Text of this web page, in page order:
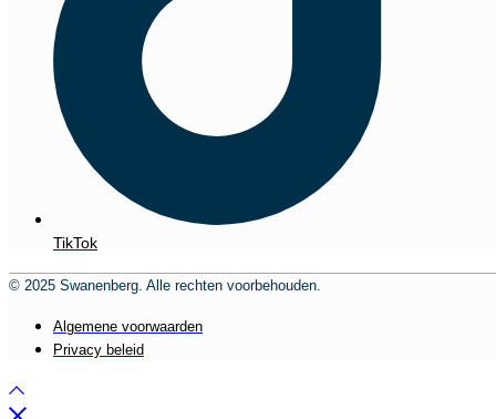
TikTok
© 2025 Swanenberg. Alle rechten voorbehouden.
Algemene voorwaarden
Privacy beleid